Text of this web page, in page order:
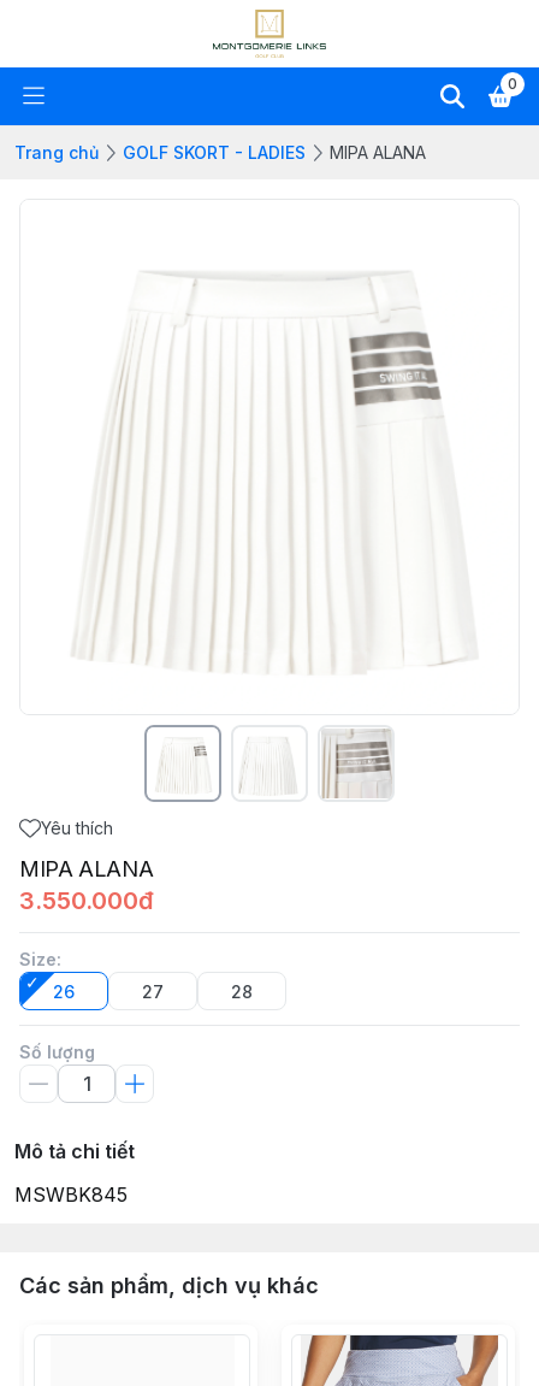
0
Trang chủ GOLF SKORT - LADIES MIPA ALANA
Yêu thích
MIPA ALANA
3.550.000đ
Size:
26
27 28
Số lượng
Mô tả chi tiết
MSWBK845
Các sản phẩm, dịch vụ khác